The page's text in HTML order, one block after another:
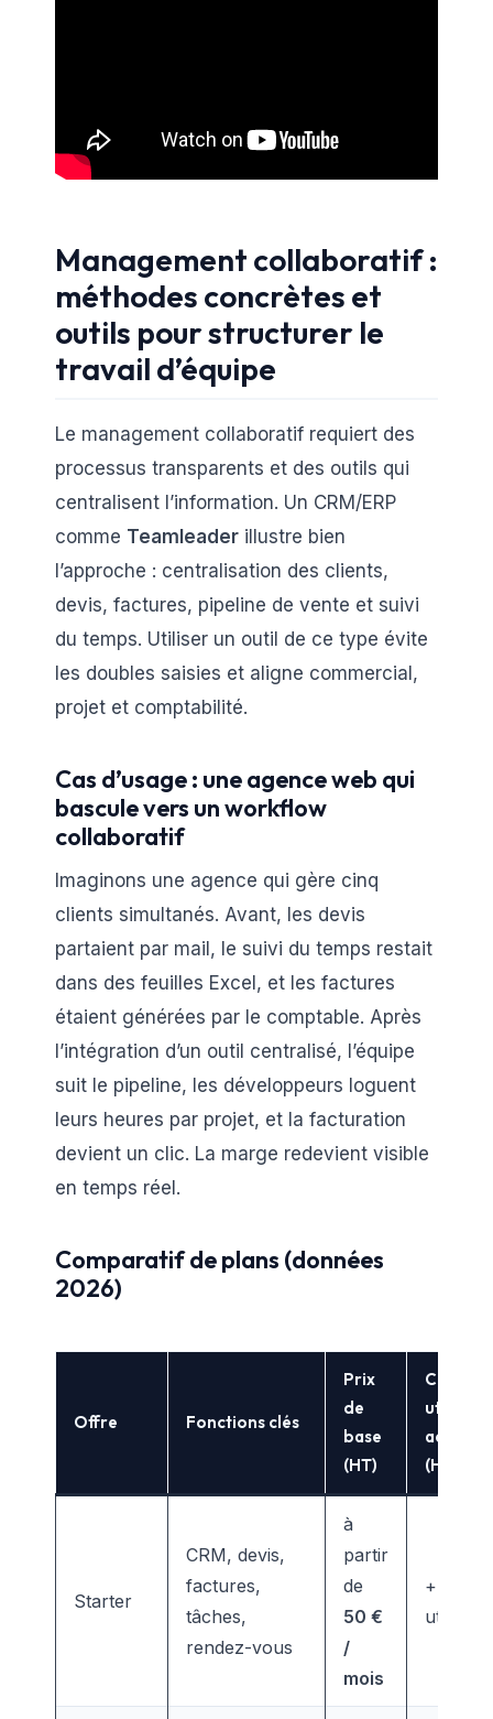
Management collaboratif :
méthodes concrètes et
outils pour structurer le
travail d’équipe
Le management collaboratif requiert des
processus transparents et des outils qui
centralisent l’information. Un CRM/ERP
comme Teamleader illustre bien
l’approche : centralisation des clients,
devis, factures, pipeline de vente et suivi
du temps. Utiliser un outil de ce type évite
les doubles saisies et aligne commercial,
projet et comptabilité.
Cas d’usage : une agence web qui
bascule vers un workflow
collaboratif
Imaginons une agence qui gère cinq
clients simultanés. Avant, les devis
partaient par mail, le suivi du temps restait
dans des feuilles Excel, et les factures
étaient générées par le comptable. Après
l’intégration d’un outil centralisé, l’équipe
suit le pipeline, les développeurs loguent
leurs heures par projet, et la facturation
devient un clic. La marge redevient visible
en temps réel.
Comparatif de plans (données
2026)
Offre Fonctions clés
Prix
de
base
(HT)
Coût
(HT)
Starter
CRM, devis,
factures,
tâches,
rendez-vous
à
partir
de
50 €
/
mois
+